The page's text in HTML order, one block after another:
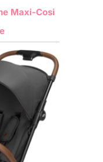
Maxi-Cosi